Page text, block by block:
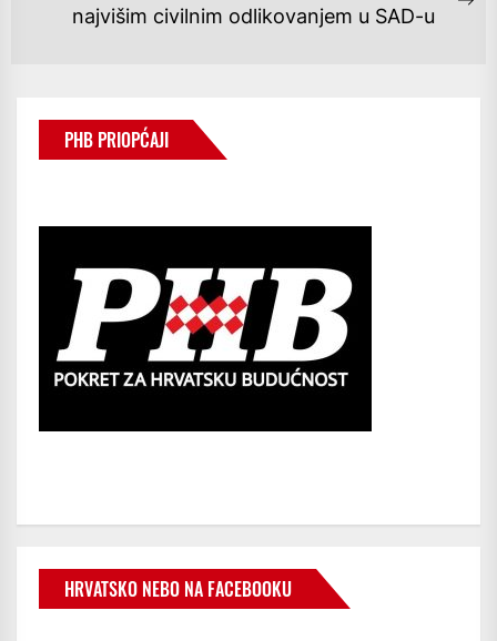
najvišim civilnim odlikovanjem u SAD-u
PHB PRIOPĆAJI
HRVATSKO NEBO NA FACEBOOKU